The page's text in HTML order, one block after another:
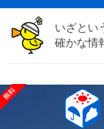
いざとい
確かな情